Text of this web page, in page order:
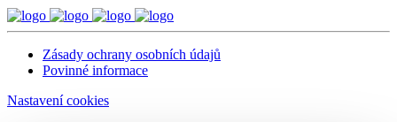
Zásady ochrany osobních údajů
Povinné informace
Nastavení cookies